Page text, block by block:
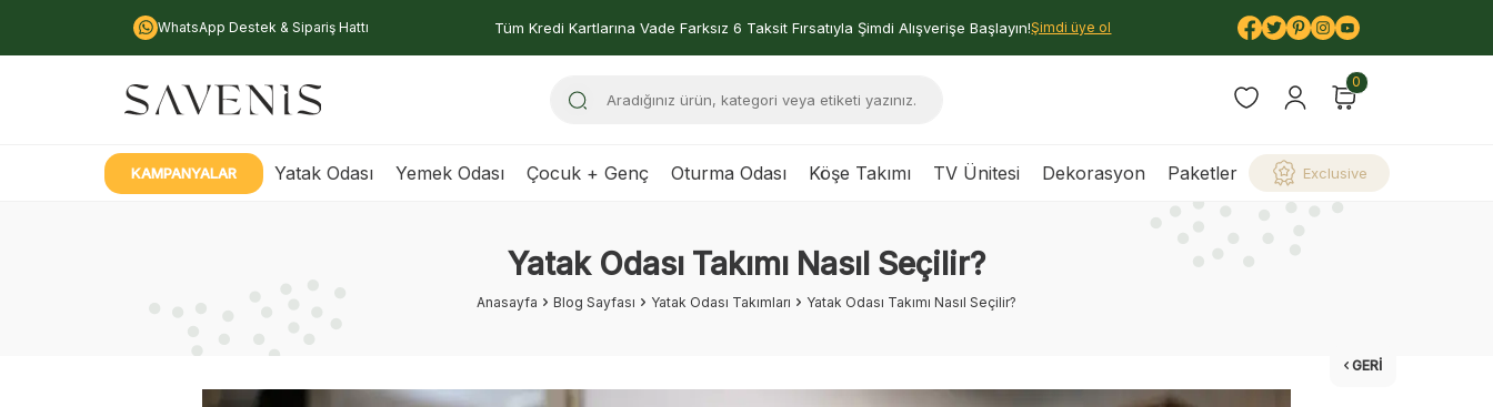
WhatsApp Destek & Sipariş Hattı Tüm Kredi Kartlarına Vade Farksız 6 Taksit Fırsatıyla Şimdi Alışverişe Başlayın!Şimdi üye ol
0
KAMPANYALAR Yatak Odası Yemek Odası Çocuk + Genç Oturma Odası Köşe Takımı TV Ünitesi Dekorasyon Paketler Exclusive
Yatak Odası Takımı Nasıl Seçilir?
Anasayfa Blog Sayfası Yatak Odası Takımları Yatak Odası Takımı Nasıl Seçilir?
GERI